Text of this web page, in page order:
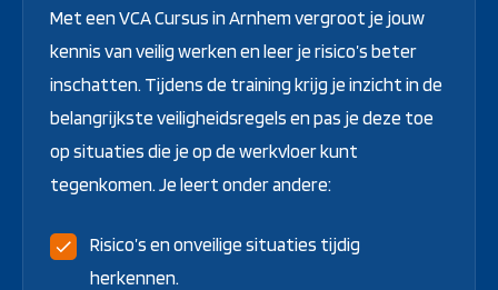
Met een VCA Cursus in Arnhem vergroot je jouw
kennis van veilig werken en leer je risico’s beter
inschatten. Tijdens de training krijg je inzicht in de
belangrijkste veiligheidsregels en pas je deze toe
op situaties die je op de werkvloer kunt
tegenkomen. Je leert onder andere:
Risico’s en onveilige situaties tijdig
herkennen.